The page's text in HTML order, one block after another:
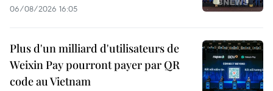
06/08/2026 16:05
Plus d'un milliard d'utilisateurs de
Weixin Pay pourront payer par QR
code au Vietnam